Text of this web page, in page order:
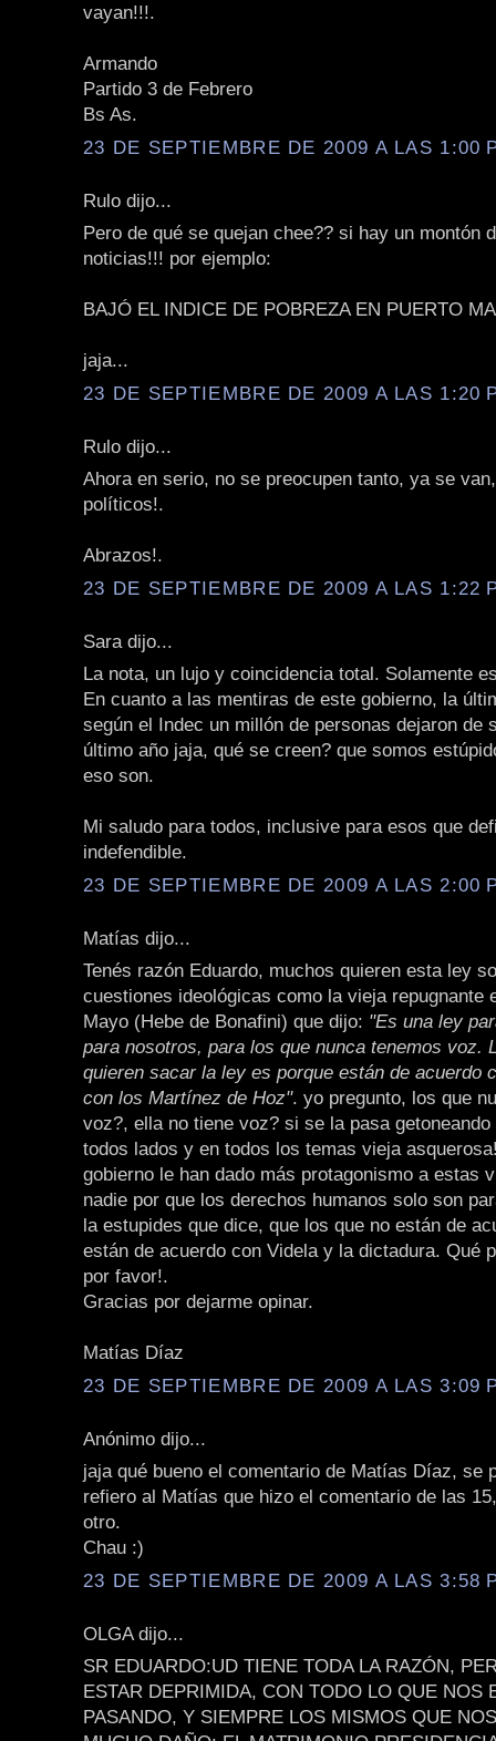
vayan!!!.
Armando
Partido 3 de Febrero
Bs As.
23 DE SEPTIEMBRE DE 2009 A LAS 1:00
Rulo dijo...
Pero de qué se quejan chee?? si hay un montón
noticias!!! por ejemplo:
BAJÓ EL INDICE DE POBREZA EN PUERTO
jaja...
23 DE SEPTIEMBRE DE 2009 A LAS 1:20
Rulo dijo...
Ahora en serio, no se preocupen tanto, ya se
políticos!.
Abrazos!.
23 DE SEPTIEMBRE DE 2009 A LAS 1:22
Sara dijo...
La nota, un lujo y coincidencia total. Solamente
En cuanto a las mentiras de este gobierno, la
según el Indec un millón de personas dejaron de
último año jaja, qué se creen? que somos
eso son.
Mi saludo para todos, inclusive para esos que
indefendible.
23 DE SEPTIEMBRE DE 2009 A LAS 2:00
Matías dijo...
Tenés razón Eduardo, muchos quieren esta ley
cuestiones ideológicas como la vieja repugnante
Mayo (Hebe de Bonafini) que dijo: "Es una ley
para nosotros, para los que nunca tenemos voz.
quieren sacar la ley es porque están de acuerdo
con los Martínez de Hoz". yo pregunto, los que
voz?, ella no tiene voz? si se la pasa
todos lados y en todos los temas vieja
gobierno le han dado más protagonismo a estas
nadie por que los derechos humanos solo son
la estupides que dice, que los que no están de
están de acuerdo con Videla y la dictadura. Qué
por favor!.
Gracias por dejarme opinar.
Matías Díaz
23 DE SEPTIEMBRE DE 2009 A LAS 3:09
Anónimo dijo...
jaja qué bueno el comentario de Matías Díaz, se
refiero al Matías que hizo el comentario de las
otro.
Chau :)
23 DE SEPTIEMBRE DE 2009 A LAS 3:58
OLGA dijo...
SR EDUARDO:UD TIENE TODA LA RAZÓN,
ESTAR DEPRIMIDA, CON TODO LO QUE NOS
PASANDO, Y SIEMPRE LOS MISMOS QUE